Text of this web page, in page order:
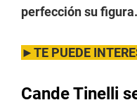
perfección su
►TE PUEDE
Cande Tinelli